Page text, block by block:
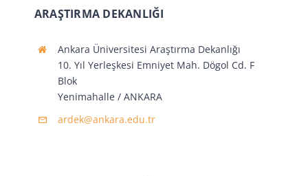
ARAŞTIRMA DEKANLIĞI
Ankara Üniversitesi Araştırma Dekanlığı
10. Yıl Yerleşkesi Emniyet Mah. Dögol Cd. F
Blok
Yenimahalle / ANKARA
ardek@ankara.edu.tr